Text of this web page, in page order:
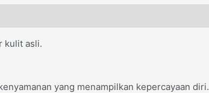
kulit asli.
yang menampilkan kepercayaan diri.